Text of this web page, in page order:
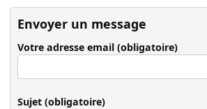
Envoyer un message
Votre adresse email (obligatoire)
Sujet (obligatoire)